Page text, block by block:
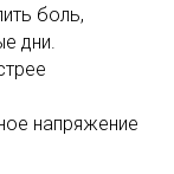
боль,
дни.
напряжение